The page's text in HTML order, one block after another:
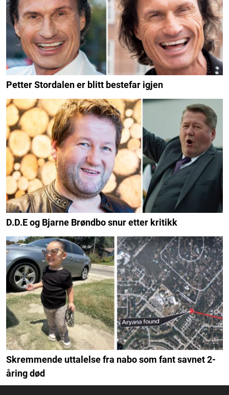
Petter Stordalen er blitt bestefar igjen
D.D.E og Bjarne Brøndbo snur etter kritikk
Skremmende uttalelse fra nabo som fant savnet 2-
åring død